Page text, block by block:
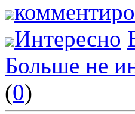
Интересно
Больше не
(0)